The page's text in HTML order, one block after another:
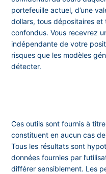
portefeuille actuel, d’une
dollars, tous dépositaires et
confondus. Vous recevrez
indépendante de votre
risques que les modèles
détecter.
Ces outils sont fournis à
constituent en aucun cas
Tous les résultats sont
données fournies par
différer sensiblement. Les